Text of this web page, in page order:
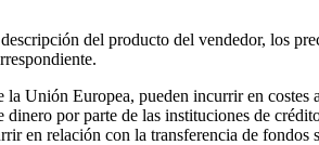
del producto del vendedor, los
la Unión Europea, pueden incurrir en
por parte de las instituciones de
en relación con la transferencia de